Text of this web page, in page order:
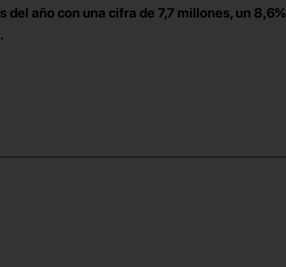
año con una cifra de 7,7 millones, un 8,6%